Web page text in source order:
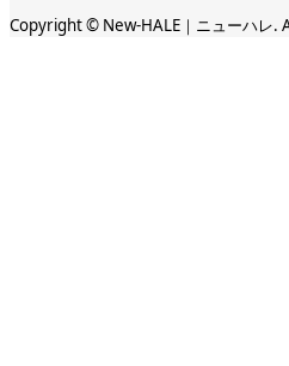
Copyright © New-HALE｜ニューハレ.